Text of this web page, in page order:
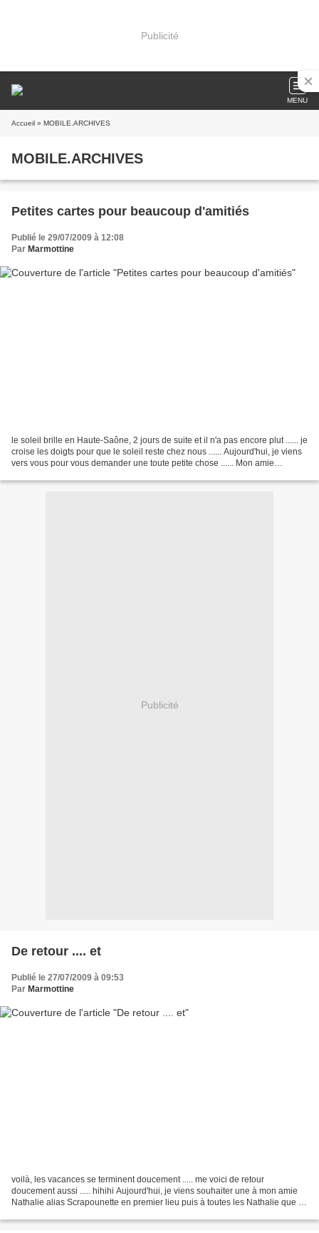
Publicité
MENU
Accueil » MOBILE.ARCHIVES
MOBILE.ARCHIVES
Petites cartes pour beaucoup d'amitiés
Publié le 29/07/2009 à 12:08
Par Marmottine
le soleil brille en Haute-Saône, 2 jours de suite et il n'a pas encore plut ...... je
croise les doigts pour que le soleil reste chez nous ...... Aujourd'hui, je viens
vers vous pour vous demander une toute petite chose ...... Mon amie
Publicité
De retour .... et
Publié le 27/07/2009 à 09:53
Par Marmottine
voilà, les vacances se terminent doucement ..... me voici de retour
doucement aussi ..... hihihi Aujourd'hui, je viens souhaiter une à mon amie
Nathalie alias Scrapounette en premier lieu puis à toutes les Nathalie que je